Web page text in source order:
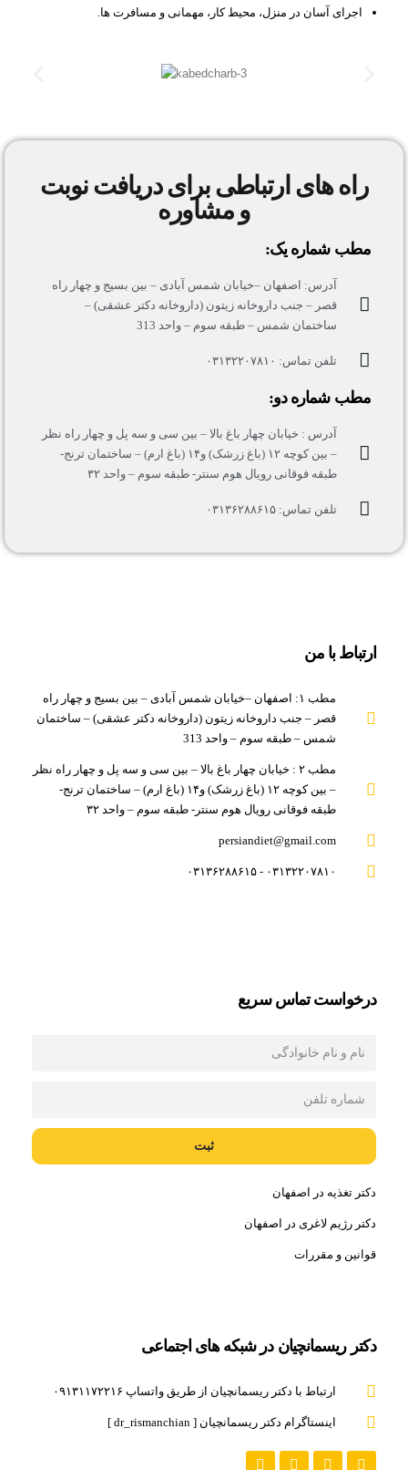
اجرای آسان در منزل، محیط کار، مهمانی و مسافرت ها.
راه های ارتباطی برای دریافت نوبت
و مشاوره
مطب شماره یک:
آدرس: اصفهان –خیابان شمس آبادی – بین بسیج و چهار راه
قصر – جنب داروخانه زیتون (داروخانه دکتر عشقی) –
ساختمان شمس – طبقه سوم – واحد 313
تلفن تماس: ۰۳۱۳۲۲۰۷۸۱۰
مطب شماره دو:
آدرس : خیابان چهار باغ بالا – بین سی و سه پل و چهار راه نظر
– بین کوچه ۱۲ (باغ زرشک) و۱۴ (باغ ارم) – ساختمان ترنج-
طبقه فوقانی رویال هوم سنتر- طبقه سوم – واحد ۳۲
تلفن تماس: ۰۳۱۳۶۲۸۸۶۱۵
ارتباط با من
مطب ۱: اصفهان –خیابان شمس آبادی – بین بسیج و چهار راه
قصر – جنب داروخانه زیتون (داروخانه دکتر عشقی) – ساختمان
شمس – طبقه سوم – واحد 313
مطب ۲ : خیابان چهار باغ بالا – بین سی و سه پل و چهار راه نظر
– بین کوچه ۱۲ (باغ زرشک) و۱۴ (باغ ارم) – ساختمان ترنج-
طبقه فوقانی رویال هوم سنتر- طبقه سوم – واحد ۳۲
persiandiet@gmail.com
۰۳۱۳۲۲۰۷۸۱۰ - ۰۳۱۳۶۲۸۸۶۱۵
درخواست تماس سريع
ثبت
دکتر تغذیه در اصفهان
دکتر رژیم لاغری در اصفهان
قوانین و مقررات
دکتر ریسمانچیان در شبکه های اجتماعی
ارتباط با دکتر ریسمانچیان از طریق واتساپ ۰۹۱۳۱۱۷۲۲۱۶
اینستاگرام دکتر ریسمانچیان [ dr_rismanchian ]